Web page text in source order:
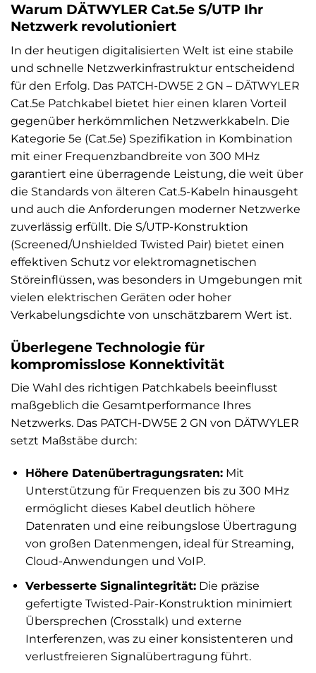
Warum DÄTWYLER Cat.5e S/UTP Ihr
Netzwerk revolutioniert
In der heutigen digitalisierten Welt ist eine stabile
und schnelle Netzwerkinfrastruktur entscheidend
für den Erfolg. Das PATCH-DW5E 2 GN – DÄTWYLER
Cat.5e Patchkabel bietet hier einen klaren Vorteil
gegenüber herkömmlichen Netzwerkkabeln. Die
Kategorie 5e (Cat.5e) Spezifikation in Kombination
mit einer Frequenzbandbreite von 300 MHz
garantiert eine überragende Leistung, die weit über
die Standards von älteren Cat.5-Kabeln hinausgeht
und auch die Anforderungen moderner Netzwerke
zuverlässig erfüllt. Die S/UTP-Konstruktion
(Screened/Unshielded Twisted Pair) bietet einen
effektiven Schutz vor elektromagnetischen
Störeinflüssen, was besonders in Umgebungen mit
vielen elektrischen Geräten oder hoher
Verkabelungsdichte von unschätzbarem Wert ist.
Überlegene Technologie für
kompromisslose Konnektivität
Die Wahl des richtigen Patchkabels beeinflusst
maßgeblich die Gesamtperformance Ihres
Netzwerks. Das PATCH-DW5E 2 GN von DÄTWYLER
setzt Maßstäbe durch:
Höhere Datenübertragungsraten:Mit
Unterstützung für Frequenzen bis zu 300 MHz
ermöglicht dieses Kabel deutlich höhere
Datenraten und eine reibungslose Übertragung
von großen Datenmengen, ideal für Streaming,
Cloud-Anwendungen und VoIP.
Verbesserte Signalintegrität:Die präzise
gefertigte Twisted-Pair-Konstruktion minimiert
Übersprechen (Crosstalk) und externe
Interferenzen, was zu einer konsistenteren und
verlustfreieren Signalübertragung führt.